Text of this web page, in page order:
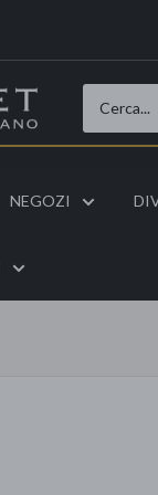
NEGOZI